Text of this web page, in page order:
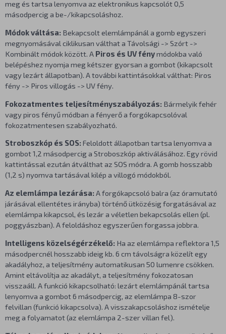
meg és tartsa lenyomva az elektronikus kapcsolót 0,5
másodpercig a be-/kikapcsoláshoz.
Módok váltása: Bekapcsolt elemlámpánál a gomb egyszeri
megnyomásával ciklikusan válthat a Távolsági -> Szórt ->
Kombinált módok között. A Piros és UV fénymódokba való
belépéshez nyomja meg kétszer gyorsan a gombot (kikapcsolt
vagy lezárt állapotban). A további kattintásokkal válthat: Piros
fény -> Piros villogás -> UV fény.
Fokozatmentes teljesítményszabályozás: Bármelyik fehér
vagy piros fényű módban a fényerő a forgókapcsolóval
fokozatmentesen szabályozható.
Stroboszkóp és SOS:Feloldott állapotban tartsa lenyomva a
gombot 1,2 másodpercig a Stroboszkóp aktiválásához. Egy rövid
kattintással ezután átválthat az SOS módra. A gomb hosszabb
(1,2 s) nyomva tartásával kilép a villogó módokból.
Az elemlámpa lezárása:A forgókapcsoló balra (az óramutató
járásával ellentétes irányba) történő ütközésig forgatásával az
elemlámpa kikapcsol, és lezár a véletlen bekapcsolás ellen (pl.
poggyászban). A feloldáshoz egyszerűen forgassa jobbra.
Intelligens közelségérzékelő: Ha az elemlámpa reflektora 1,5
másodpercnél hosszabb ideig kb. 6 cm távolságra közelít egy
akadályhoz, a teljesítmény automatikusan 50 lumenre csökken.
Amint eltávolítja az akadályt, a teljesítmény fokozatosan
visszaáll. A funkció kikapcsolható: lezárt elemlámpánál tartsa
lenyomva a gombot 6 másodpercig, az elemlámpa 8-szor
felvillan (funkció kikapcsolva). A visszakapcsoláshoz ismételje
meg a folyamatot (az elemlámpa 2-szer villan fel).